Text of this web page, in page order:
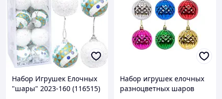
Набор Игрушек Елочных
"шары" 2023-160 (116515)
Набор игрушек елочных
разноцветных шаров